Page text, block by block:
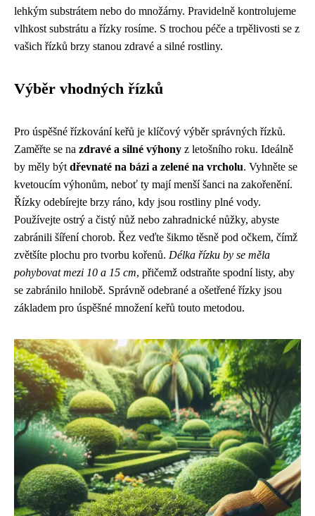
lehkým substrátem nebo do množárny. Pravidelně kontrolujeme
vlhkost substrátu a řízky rosíme. S trochou péče a trpělivosti se z
vašich řízků brzy stanou zdravé a silné rostliny.
Výběr vhodných řízků
Pro úspěšné řízkování keřů je klíčový výběr správných řízků.
Zaměřte se na zdravé a silné výhony z letošního roku. Ideálně
by měly být dřevnaté na bázi a zelené na vrcholu. Vyhněte se
kvetoucím výhonům, neboť ty mají menší šanci na zakořenění.
Řízky odebírejte brzy ráno, kdy jsou rostliny plné vody.
Používejte ostrý a čistý nůž nebo zahradnické nůžky, abyste
zabránili šíření chorob. Řez veďte šikmo těsně pod očkem, čímž
zvětšíte plochu pro tvorbu kořenů. Délka řízku by se měla
pohybovat mezi 10 a 15 cm, přičemž odstraňte spodní listy, aby
se zabránilo hnilobě. Správně odebrané a ošetřené řízky jsou
základem pro úspěšné množení keřů touto metodou.